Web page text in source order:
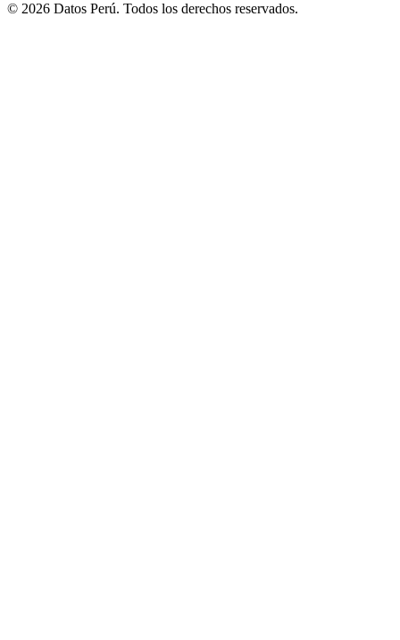
© 2026 Datos Perú. Todos los derechos reservados.